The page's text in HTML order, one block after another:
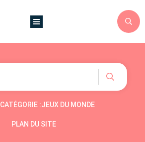
CATÉGORIE :JEUX DU MONDE
PLAN DU SITE